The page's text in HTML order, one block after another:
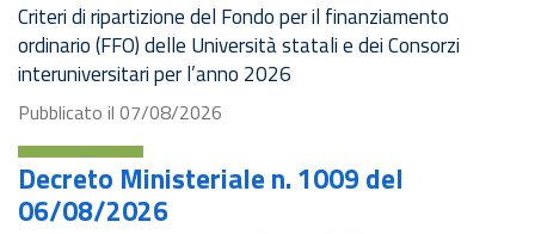
Criteri di ripartizione del Fondo per il finanziamento
ordinario (FFO) delle Università statali e dei Consorzi
interuniversitari per l’anno 2026
Pubblicato il 07/08/2026
Decreto Ministeriale n. 1009 del
06/08/2026